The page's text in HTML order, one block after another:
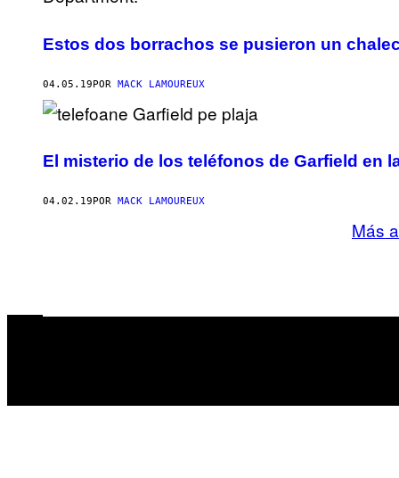
Estos dos borrachos se pusieron un
04.05.19POR MACK LAMOUREUX
El misterio de los teléfonos de Garfield en
04.02.19POR MACK LAMOUREUX
Más